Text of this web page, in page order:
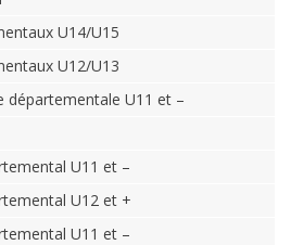
U14/U15
U12/U13
départementale U11 et –
U11 et –
U12 et +
U11 et –